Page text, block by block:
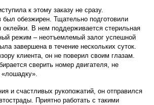
к этому заказу не сразу.
был обезжирен. Тщательно подготовили
В нем поддерживается стерильная
режим – неотъемлемый залог успешной
завершена в течение нескольких суток.
клиента, он не поверил своим глазам.
сверить номер двигателя, не
и счастливых рукопожатий, он отправился
Приятно работать с такими